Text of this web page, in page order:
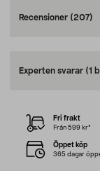
Recensioner (207)
Experten svarar (1
Fri frakt
Från 599 kr*
Öppet köp
365 dagar